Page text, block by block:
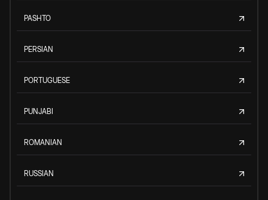
PASHTO
PERSIAN
PORTUGUESE
PUNJABI
ROMANIAN
RUSSIAN